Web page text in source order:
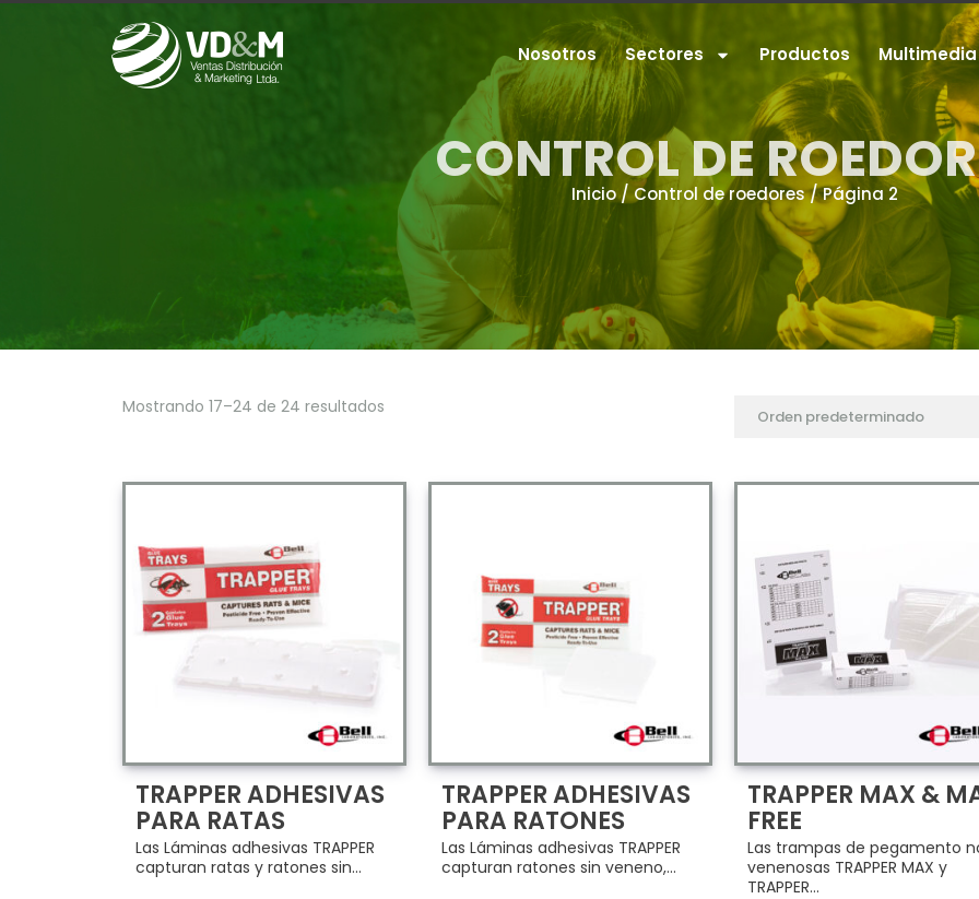
Nosotros Sectores Productos Multimedia
CONTROL DE
Inicio/ Control de roedores/ Página 2
Mostrando 17–24 de 24 resultados
TRAPPER ADHESIVAS
PARA RATAS
Las Láminas adhesivas TRAPPER
capturan ratas y ratones sin...
TRAPPER ADHESIVAS
PARA RATONES
Las Láminas adhesivas TRAPPER
capturan ratones sin veneno,...
TRAPPER MAX &
FREE
Las trampas de pegamento
venenosas TRAPPER MAX y
TRAPPER...